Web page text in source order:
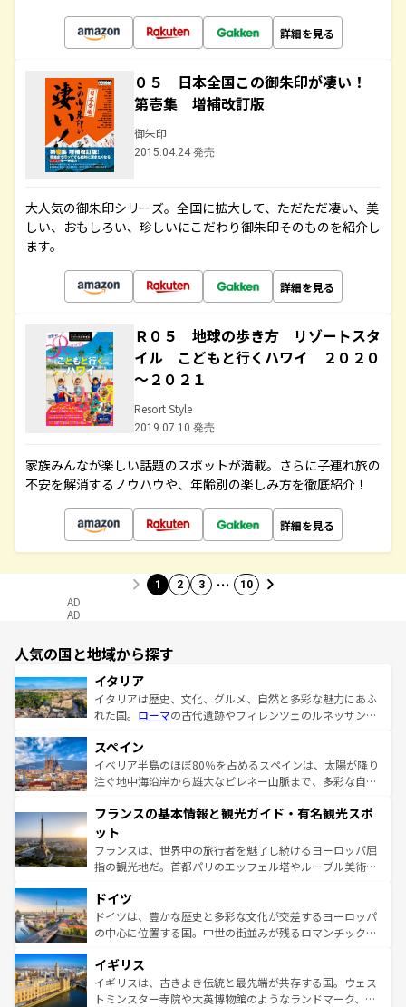
詳細を見る
０５ 日本全国この御朱印が凄い！
第壱集 増補改訂版
御朱印
2015.04.24 発売
大人気の御朱印シリーズ。全国に拡大して、ただただ凄い、美
しい、おもしろい、珍しいにこだわり御朱印そのものを紹介し
ます。
詳細を見る
Ｒ０５ 地球の歩き方 リゾートスタ
イル こどもと行くハワイ ２０２０
～２０２１
Resort Style
2019.07.10 発売
家族みんなが楽しい話題のスポットが満載。さらに子連れ旅の
不安を解消するノウハウや、年齢別の楽しみ方を徹底紹介！
詳細を見る
1 2 3 … 10
AD
AD
人気の国と地域から探す
イタリア
イタリアは歴史、文化、グルメ、自然と多彩な魅力にあふ
れた国。 ローマの古代遺跡やフィレンツェのルネッサンス
ろん、トスカーナの美しい田園風景やアマルフィ海岸の絶
景など、自然景観も見逃せない。観光の合間には、本場の
ピザやパスタなど、絶品のイタリア料理を堪能することも
ませてくれるイタリアで、忘れられない旅をしてみよう！
なお、新着のイタリア情報は
しい。
スペイン
イベリア半島のほぼ80％を占めるスペインは、太陽が降り
注ぐ地中海沿岸から雄大なピレネー山脈まで、多彩な自然
文化が根付くこの国では、情熱的なフラメンコ、熱気あふ
れる闘牛、そして美味しいタパスが生活の一部となってい
る。首都マドリードの洗練された雰囲気や、バルセロナの
アートに溢れた街角から、地方では古代ローマ遺跡や中世
せる。地方によって風土や気候が異なるスペインはその個
性で訪れる人を魅了する。 なお、新着のスペイン情報は コ
ンテンツ一覧を参照してほしい。
フランスの基本情報と観光ガイド・有名観光スポ
ット
フランスは、世界中の旅行者を魅了し続けるヨーロッパ屈
指の観光地だ。首都パリのエッフェル塔やルーブル美術館
で、幅広い魅力が詰まっている。華麗な宮殿、歴史的な大
聖堂、美しいビーチ、そして豊かな自然が、訪れる者を心
から魅了する。また、フランスは美食の国としても知ら
いる。シャンパンの発祥地であるランス、プロヴァンスの
香り高いラベンダー畑など、多彩な楽しみ方が可能だ。さ
らに、パリ以外の地域にも魅力が溢れており、どの街角に
ドイツ
ドイツは、豊かな歴史と多彩な文化が交差するヨーロッパ
の中心に位置する国。中世の街並みが残るロマンチック街
顔を持つこの国は、どこを歩いても飽きることがない。ベ
ルリンの文化的活気、バイエルン州のアルプスの絶景、そ
してライン川沿いのワイン畑といった風景は必見。ビール
イギリス
イギリスは、古きよき伝統と最先端が共存する国。ウェス
トミンスター寺院や大英博物館のようなランドマーク、歴